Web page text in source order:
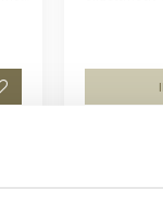
till i favoriter